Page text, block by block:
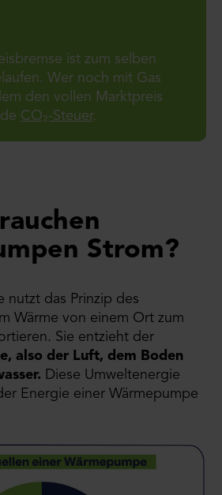
ist zum selben
Wer noch mit Gas
den vollen Marktpreis
CO₂-Steuer.
Strom?
nutzt das Prinzip des
Wärme von einem Ort zum
Sie entzieht der
also der Luft, dem Boden
Diese Umweltenergie
Energie einer Wärmepumpe